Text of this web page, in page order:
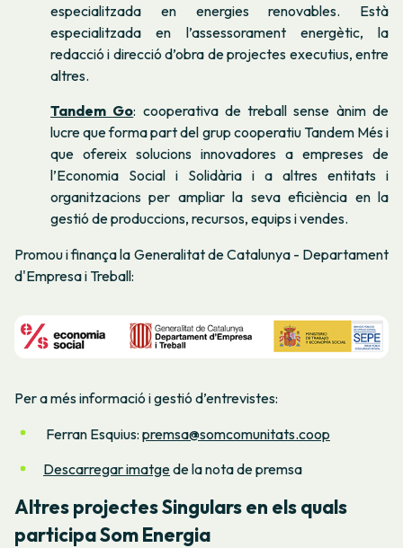
especialitzada en energies renovables. Està
especialitzada en l’assessorament energètic, la
redacció i direcció d’obra de projectes executius, entre
altres.
Tandem Go: cooperativa de treball sense ànim de
lucre que forma part del grup cooperatiu Tandem Més i
que ofereix solucions innovadores a empreses de
l’Economia Social i Solidària i a altres entitats i
organitzacions per ampliar la seva eficiència en la
gestió de produccions, recursos, equips i vendes.
Promou i finança la Generalitat de Catalunya - Departament
d'Empresa i Treball:
Per a més informació i gestió d’entrevistes:
Ferran Esquius: premsa@somcomunitats.coop
Descarregar imatgede la nota de premsa
Altres projectes Singulars en els quals
participa Som Energia